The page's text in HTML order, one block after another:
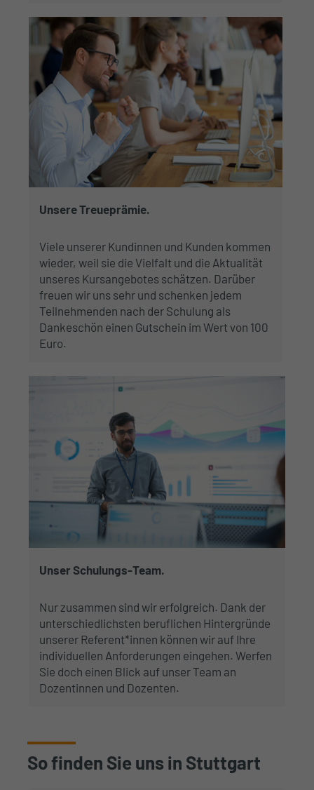
Unsere Treueprämie.
Viele unserer Kundinnen und Kunden kommen
wieder, weil sie die Vielfalt und die Aktualität
unseres Kursangebotes schätzen. Darüber
freuen wir uns sehr und schenken jedem
Teilnehmenden nach der Schulung als
Dankeschön einen Gutschein im Wert von 100
Euro.
Unser Schulungs-Team.
Nur zusammen sind wir erfolgreich. Dank der
unterschiedlichsten beruflichen Hintergründe
unserer Referent*innen können wir auf Ihre
individuellen Anforderungen eingehen. Werfen
Sie doch einen Blick auf unser Team an
Dozentinnen und Dozenten.
So finden Sie uns in Stuttgart